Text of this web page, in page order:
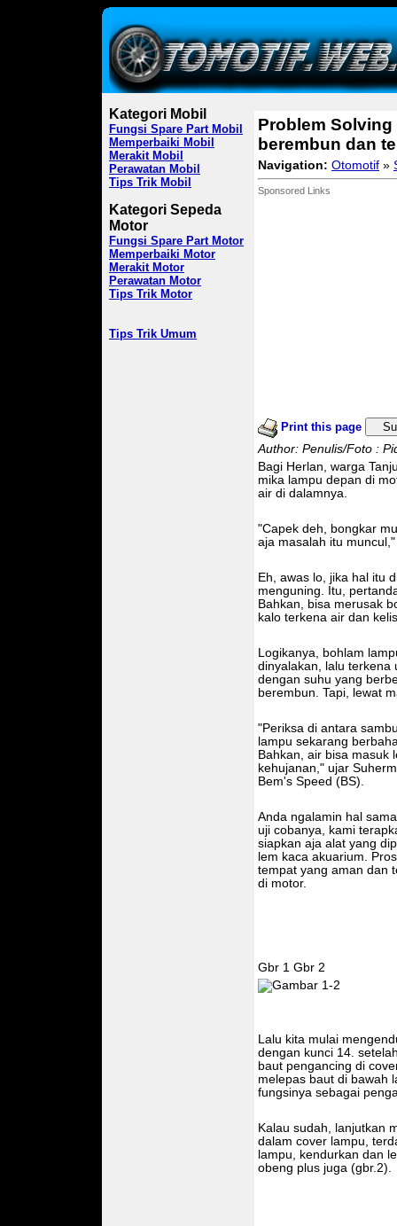
Kategori Mobil
Fungsi Spare Part Mobil
Memperbaiki Mobil
Merakit Mobil
Perawatan Mobil
Tips Trik Mobil
Kategori Sepeda
Motor
Fungsi Spare Part Motor
Memperbaiki Motor
Merakit Motor
Perawatan Motor
Tips Trik Motor
Tips Trik Umum
Problem
berembun dan
Navigation: Otomotif »
Sponsored Links
Print this page
Author: Penulis/Foto :
Bagi Herlan, warga
mika lampu depan di
air di dalamnya.
"Capek deh, bongkar
aja masalah itu
Eh, awas lo, jika hal itu
menguning. Itu,
Bahkan, bisa merusak
kalo terkena air dan
Logikanya, bohlam
dinyalakan, lalu terkena
dengan suhu yang
berembun. Tapi, lewat
"Periksa di antara
lampu sekarang
Bahkan, air bisa masuk
kehujanan," ujar
Bem's Speed (BS).
Anda ngalamin hal
uji cobanya, kami
siapkan aja alat yang
lem kaca akuarium.
tempat yang aman dan
di motor.
Gbr 1 Gbr 2
Lalu kita mulai
dengan kunci 14.
baut pengancing di
melepas baut di bawah
fungsinya sebagai
Kalau sudah, lanjutkan
dalam cover lampu,
lampu, kendurkan dan
obeng plus juga (gbr.2).